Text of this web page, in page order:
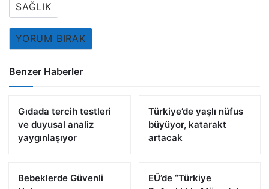
SAĞLIK
YORUM BIRAK
Benzer Haberler
Gıdada tercih testleri
ve duyusal analiz
yaygınlaşıyor
Türkiye’de yaşlı nüfus
büyüyor, katarakt
artacak
Bebeklerde Güvenli
EÜ’de “Türkiye